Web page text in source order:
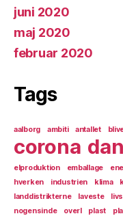
juni 2020
maj 2020
februar 2020
Tags
aalborg ambiti antallet
corona
elproduktion
emballage
hverken
industrien klima
landdistrikterne
laveste
nogensinde
overl plast